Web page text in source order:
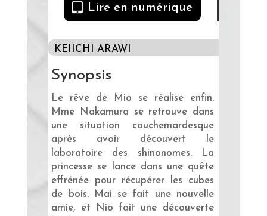
Lire en numérique
KEIICHI ARAWI
Synopsis
Le rêve de Mio se réalise enfin.
Mme Nakamura se retrouve dans
une situation cauchemardesque
après avoir découvert le
laboratoire des shinonomes.
La
princesse se lance dans une quête
effrénée pour récupérer les cubes
de bois.
Mai se fait une nouvelle
amie, et Nio fait une découverte